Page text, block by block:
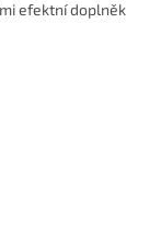
efektní doplněk